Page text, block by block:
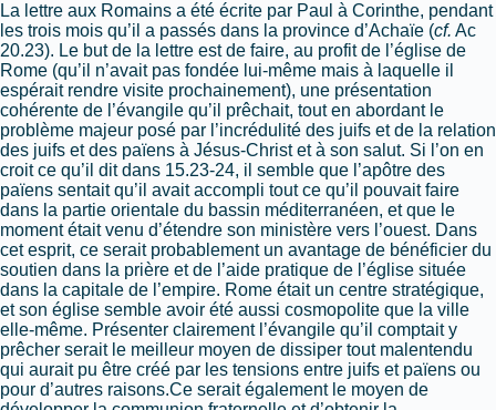
La lettre aux Romains a été écrite par Paul à Corinthe, pendant
les trois mois qu’il a passés dans la province d’Achaïe (cf. Ac
20.23). Le but de la lettre est de faire, au profit de l’église de
Rome (qu’il n’avait pas fondée lui-même mais à laquelle il
espérait rendre visite prochainement), une présentation
cohérente de l’évangile qu’il prêchait, tout en abordant le
problème majeur posé par l’incrédulité des juifs et de la relation
des juifs et des païens à Jésus-Christ et à son salut. Si l’on en
croit ce qu’il dit dans 15.23-24, il semble que l’apôtre des
païens sentait qu’il avait accompli tout ce qu’il pouvait faire
dans la partie orientale du bassin méditerranéen, et que le
moment était venu d’étendre son ministère vers l’ouest. Dans
cet esprit, ce serait probablement un avantage de bénéficier du
soutien dans la prière et de l’aide pratique de l’église située
dans la capitale de l’empire. Rome était un centre stratégique,
et son église semble avoir été aussi cosmopolite que la ville
elle-même. Présenter clairement l’évangile qu’il comptait y
prêcher serait le meilleur moyen de dissiper tout malentendu
qui aurait pu être créé par les tensions entre juifs et païens ou
pour d’autres raisons.Ce serait également le moyen de